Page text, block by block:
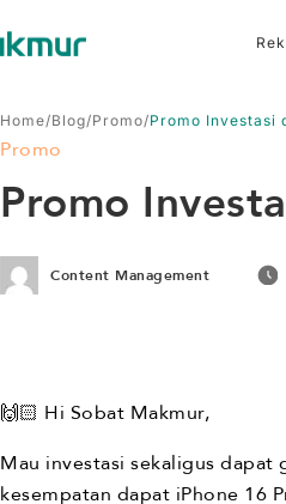
Home/Blog/Promo/Promo Investasi
Promo
Promo
Content Management
🙌🏻 Hi Sobat Makmur,
Mau investasi sekaligus
kesempatan dapat iPhone 16